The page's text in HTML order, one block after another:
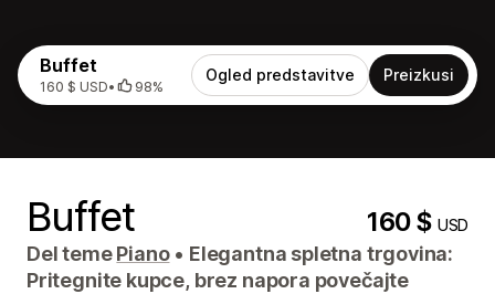
Buffet
160 $ USD• 98%
Ogled predstavitve Preizkusi
Buffet 160 $USD
Del temePiano • Elegantna spletna trgovina:
Pritegnite kupce, brez napora povečajte